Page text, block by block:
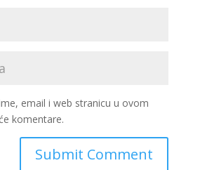
email i web stranicu u ovom
komentare.